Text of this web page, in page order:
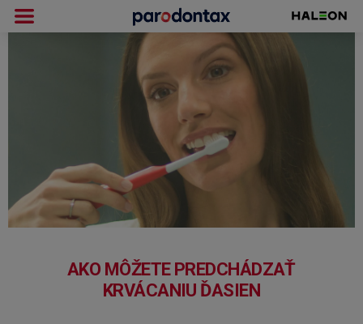
AKO MÔŽETE PREDCHÁDZAŤ
KRVÁCANIU ĎASIEN